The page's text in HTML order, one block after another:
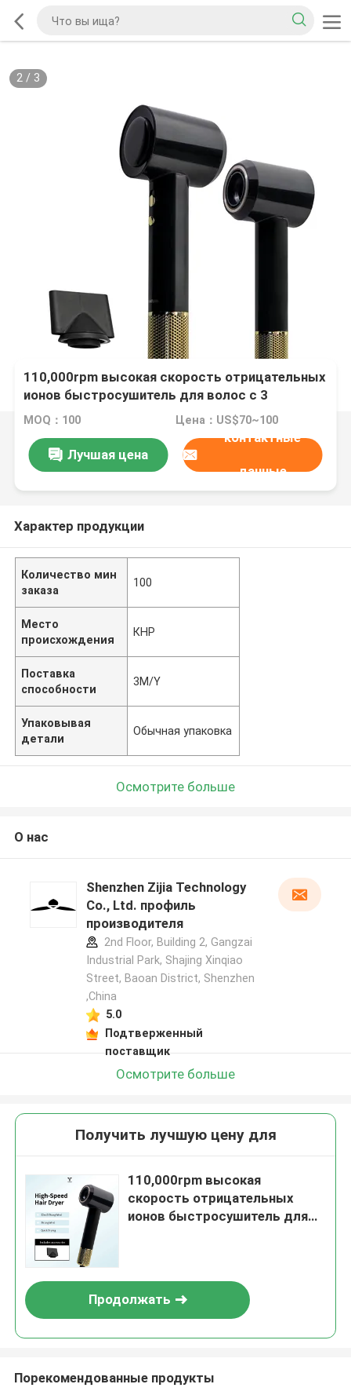
2/ 3
110,000rpm высокая скорость отрицательных
ионов быстросушитель для волос с 3
настройками тепла
MOQ：100 Цена：US$70~100
Лучшая цена
контактные
данные
Характер продукции
Количество мин
заказа
100
Место
происхождения
КНР
Поставка
способности
3M/Y
Упаковывая
детали
Обычная упаковка
Осмотрите больше
О нас
Shenzhen Zijia Technology
Co., Ltd. профиль
производителя
2nd Floor, Building 2, Gangzai
Industrial Park, Shajing Xinqiao
Street, Baoan District, Shenzhen
,China
5.0
Подтверженный
поставщик
Осмотрите больше
Получить лучшую цену для
110,000rpm высокая
скорость отрицательных
ионов быстросушитель для
Продолжать
Порекомендованные продукты